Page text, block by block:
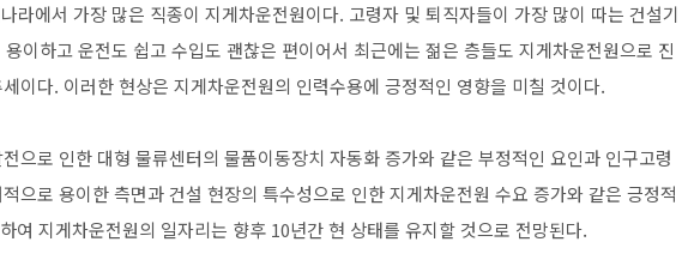
라에서 가장 많은 직종이 지게차운전원이다. 고령자 및 퇴직자들이 가장 많이 따는 건설기
이하고 운전도 쉽고 수입도 괜찮은 편이어서 최근에는 젊은 층들도 지게차운전원으로 진
이다. 이러한 현상은 지게차운전원의 인력수용에 긍정적인 영향을 미칠 것이다.
으로 인한 대형 물류센터의 물품이동장치 자동화 증가와 같은 부정적인 요인과 인구고령
으로 용이한 측면과 건설 현장의 특수성으로 인한 지게차운전원 수요 증가와 같은 긍정적
여 지게차운전원의 일자리는 향후 10년간 현 상태를 유지할 것으로 전망된다.